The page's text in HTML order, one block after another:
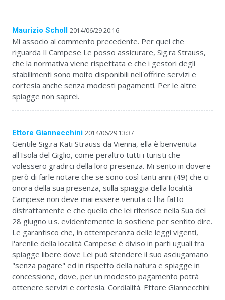
Maurizio Scholl 2014/06/29 20:16
Mi associo al commento precedente. Per quel che
riguarda Il Campese Le posso assicurare, Sig.ra Strauss,
che la normativa viene rispettata e che i gestori degli
stabilimenti sono molto disponibili nell'offrire servizi e
cortesia anche senza modesti pagamenti. Per le altre
spiagge non saprei.
Ettore Giannecchini 2014/06/29 13:37
Gentile Sig.ra Kati Strauss da Vienna, ella è benvenuta
all'Isola del Giglio, come peraltro tutti i turisti che
volessero gradirci della loro presenza. Mi sento in dovere
però di farle notare che se sono così tanti anni (49) che ci
onora della sua presenza, sulla spiaggia della località
Campese non deve mai essere venuta o l'ha fatto
distrattamente e che quello che lei riferisce nella Sua del
28 giugno u.s. evidentemente lo sostiene per sentito dire.
Le garantisco che, in ottemperanza delle leggi vigenti,
l'arenile della località Campese è diviso in parti uguali tra
spiagge libere dove Lei può stendere il suo asciugamano
"senza pagare" ed in rispetto della natura e spiagge in
concessione, dove, per un modesto pagamento potrà
ottenere servizi e cortesia. Cordialità. Ettore Giannecchini